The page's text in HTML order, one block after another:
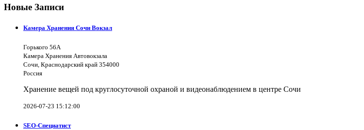
Новые Записи
Камера Хранения Сочи Вокзал
Горького 56А
Камера Хранения Автовокзала
Сочи, Краснодарский край 354000
Россия
Хранение вещей под круглосуточной охраной и видеонаблюдением в центре Сочи
2026-07-23 15:12:00
SEO-Специатист